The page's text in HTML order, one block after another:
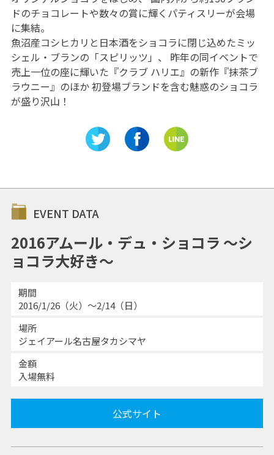
ドのチョコレートや数々の賞に輝くパティスリーが会場
に集結。
魚沼産コシヒカリと日本酒をショコラに閉じ込めたミッ
シェル・ブランの「スピリッツ」、 昨年の同イベントで
売上一位の座に輝いた『クラブ ハリエ』の新作『抹茶ブ
ラウニー』のほか 初登場ブランドを含む魅惑のショコラ
が盛り沢山！
EVENT DATA
2016アムール・デュ・ショコラ 〜シ
ョコラ大好き〜
期間
2016/1/26（火）〜2/14（日）
場所
ジェイアール名古屋タカシマヤ
金額
入場無料
公式サイト